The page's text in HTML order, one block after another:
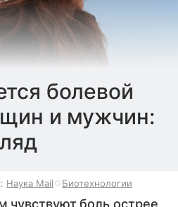
болевой
и мужчин:
Наука Mail Биотехнологии
боль острее